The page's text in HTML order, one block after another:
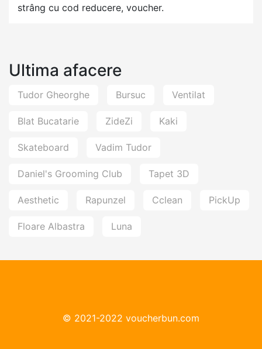
strâng cu cod reducere, voucher.
Ultima afacere
Tudor Gheorghe Bursuc Ventilat
Blat Bucatarie ZideZi Kaki
Skateboard Vadim Tudor
Daniel's Grooming Club Tapet 3D
Aesthetic Rapunzel Cclean PickUp
Floare Albastra Luna
© 2021-2022 voucherbun.com